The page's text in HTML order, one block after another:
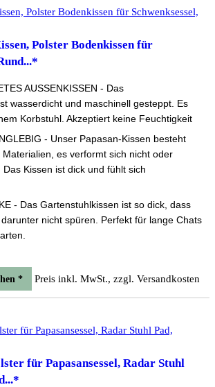
Polster Bodenkissen für
AUSSENKISSEN - Das
wasserdicht und maschinell gesteppt. Es
Korbstuhl. Akzeptiert keine Feuchtigkeit
- Unser Papasan-Kissen besteht
es verformt sich nicht oder
Kissen ist dick und fühlt sich
- Das Gartenstuhlkissen ist so dick, dass
nicht spüren. Perfekt für lange Chats
* Preis inkl. MwSt., zzgl. Versandkosten
für Papasansessel, Radar Stuhl